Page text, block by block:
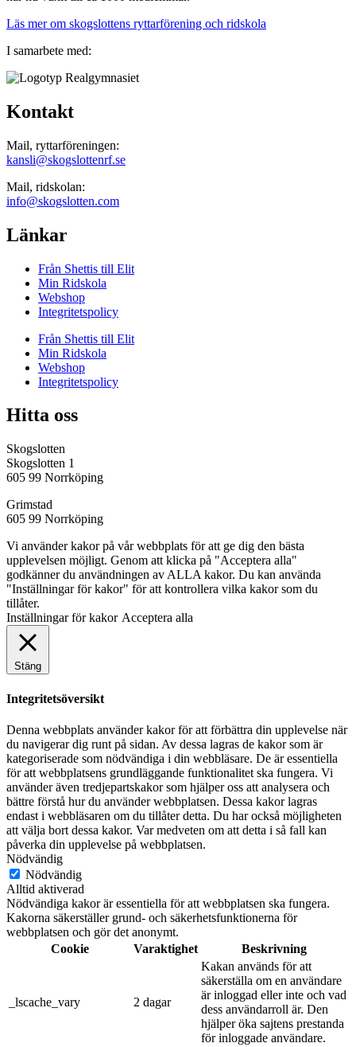
Läs mer om skogslottens ryttarförening och ridskola
I samarbete med:
Kontakt
Mail, ryttarföreningen:
kansli@skogslottenrf.se
Mail, ridskolan:
info@skogslotten.com
Länkar
Från Shettis till Elit
Min Ridskola
Webshop
Integritetspolicy
Från Shettis till Elit
Min Ridskola
Webshop
Integritetspolicy
Hitta oss
Skogslotten
Skogslotten 1
605 99 Norrköping
Grimstad
605 99 Norrköping
Vi använder kakor på vår webbplats för att ge dig den bästa
upplevelsen möjligt. Genom att klicka på "Acceptera alla"
godkänner du användningen av ALLA kakor. Du kan använda
"Inställningar för kakor" för att kontrollera vilka kakor som du
tillåter.
Inställningar för kakor Acceptera alla
Stäng
Integritetsöversikt
Denna webbplats använder kakor för att förbättra din upplevelse när
du navigerar dig runt på sidan. Av dessa lagras de kakor som är
kategoriserade som nödvändiga i din webbläsare. De är essentiella
för att webbplatsens grundläggande funktionalitet ska fungera. Vi
använder även tredjepartskakor som hjälper oss att analysera och
bättre förstå hur du använder webbplatsen. Dessa kakor lagras
endast i webbläsaren om du tillåter detta. Du har också möjligheten
att välja bort dessa kakor. Var medveten om att detta i så fall kan
påverka din upplevelse på webbplatsen.
Nödvändig
Nödvändig
Alltid aktiverad
Nödvändiga kakor är essentiella för att webbplatsen ska fungera.
Kakorna säkerställer grund- och säkerhetsfunktionerna för
webbplatsen och gör det anonymt.
Cookie
Varaktighet Beskrivning
_lscache_vary 2 dagar
Kakan används för att
säkerställa om en användare
är inloggad eller inte och vad
dess användarroll är. Den
hjälper öka sajtens prestanda
för inloggade användare.